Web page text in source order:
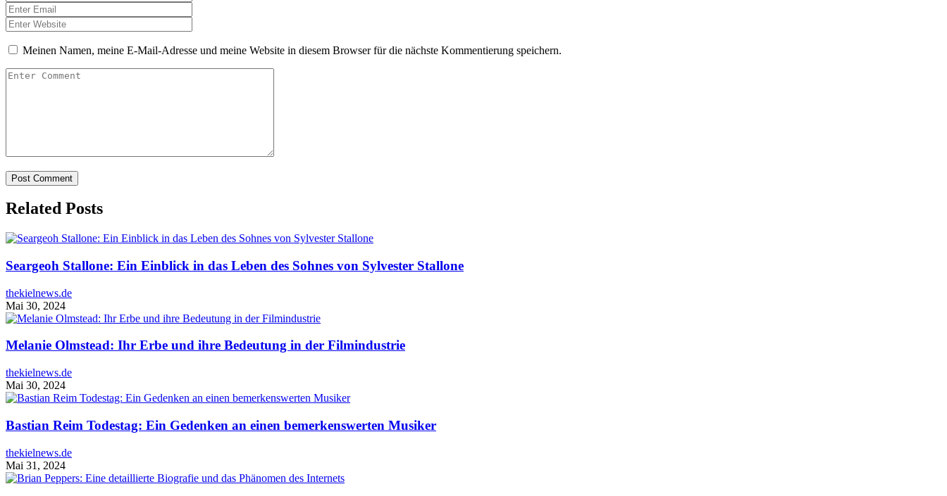
Meinen Namen, meine E-Mail-Adresse und meine Website in diesem Browser für die nächste Kommentierung speichern.
Related Posts
Seargeoh Stallone: Ein Einblick in das Leben des Sohnes von Sylvester Stallone
thekielnews.de
Mai 30, 2024
Melanie Olmstead: Ihr Erbe und ihre Bedeutung in der Filmindustrie
thekielnews.de
Mai 30, 2024
Bastian Reim Todestag: Ein Gedenken an einen bemerkenswerten Musiker
thekielnews.de
Mai 31, 2024